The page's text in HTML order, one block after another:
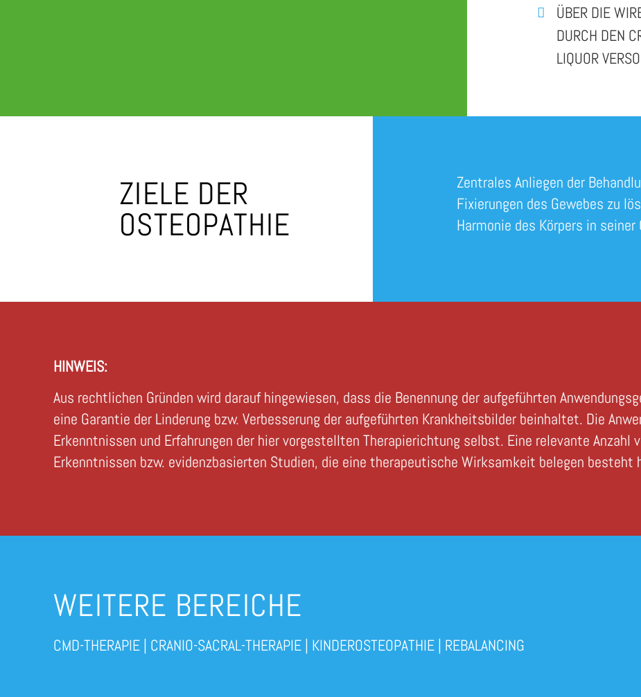
ÜBER DIE
URCH DEN
IQUOR
ZIELE DER
OSTEOPATHIE
Zentrales Anliegen der
Fixierungen des Gewebes zu
Harmonie des Körpers in
HINWEIS:
Aus rechtlichen Gründen wird darauf hingewiesen, dass die Benennung der aufgeführten
eine Garantie der Linderung bzw. Verbesserung der aufgeführten Krankheitsbilder beinhaltet. Die
Erkenntnissen und Erfahrungen der hier vorgestellten Therapierichtung selbst. Eine relevante
Erkenntnissen bzw. evidenzbasierten Studien, die eine therapeutische Wirksamkeit belegen besteht
WEITERE BEREICHE
CMD-THERAPIE | CRANIO-SACRAL-THERAPIE | KINDEROSTEOPATHIE | REBALANCING